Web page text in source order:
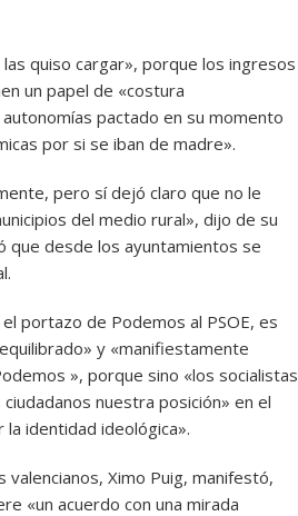
quiso cargar», porque los ingresos
un papel de «costura
pactado en su momento
por si se iban de madre».
pero sí dejó claro que no le
del medio rural», dijo de su
que desde los ayuntamientos se
portazo de Podemos al PSOE, es
y «manifiestamente
», porque sino «los socialistas
nuestra posición» en el
identidad ideológica».
Ximo Puig, manifestó,
«un acuerdo con una mirada